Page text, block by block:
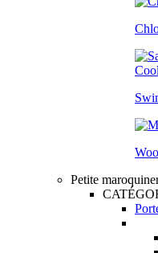
Petite